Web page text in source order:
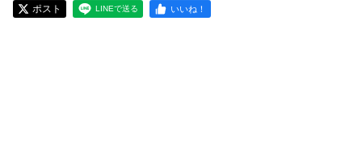
ポスト LINEで送る いいね！